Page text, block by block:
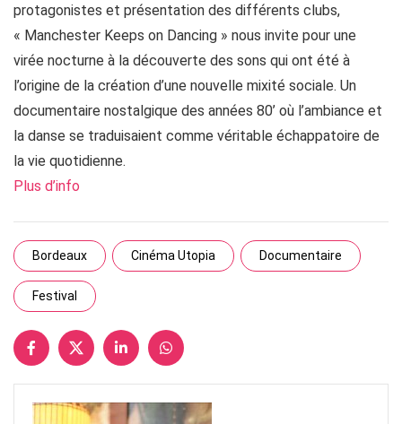
protagonistes et présentation des différents clubs,
« Manchester Keeps on Dancing » nous invite pour une
virée nocturne à la découverte des sons qui ont été à
l’origine de la création d’une nouvelle mixité sociale. Un
documentaire nostalgique des années 80’ où l’ambiance et
la danse se traduisaient comme véritable échappatoire de
la vie quotidienne.
Plus d’info
Bordeaux Cinéma Utopia Documentaire
Festival